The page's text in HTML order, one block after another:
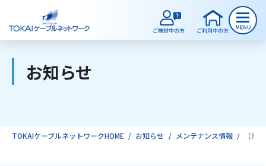
ご検討中のお客様
お知らせ
TOKAIケーブルネットワークHOME お知らせ メンテナンス情報 【焼